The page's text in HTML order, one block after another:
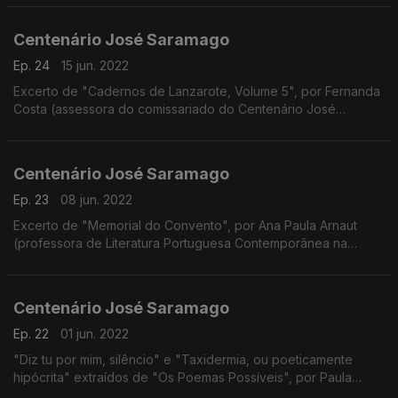
Centenário José Saramago
Ep. 24
15 jun. 2022
Excerto de "Cadernos de Lanzarote, Volume 5", por Fernanda
Costa (assessora do comissariado do Centenário José
Centenário José Saramago
Ep. 23
08 jun. 2022
Excerto de "Memorial do Convento", por Ana Paula Arnaut
(professora de Literatura Portuguesa Contemporânea na
Centenário José Saramago
Ep. 22
01 jun. 2022
"Diz tu por mim, silêncio" e "Taxidermia, ou poeticamente
hipócrita" extraídos de "Os Poemas Possíveis", por Paula